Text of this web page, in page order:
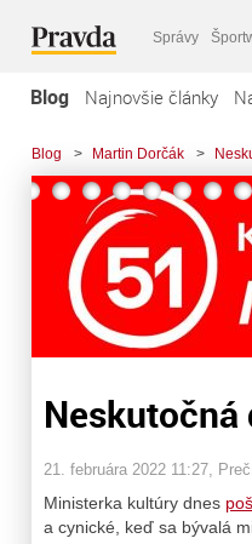
Správy
Blog Najnovšie články
Blog > Martin Dorčák >
21. februára 2022 11:27 ,
Ministerka kultúry dnes
a cynické, keď sa bývalá